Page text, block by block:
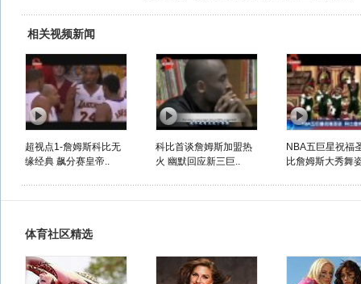
相关视频新闻
超视点1-詹姆斯科比无
缘经典 飙分赛皇帝..
科比首谈詹姆斯加盟热
火 幽默回应新三巨..
NBA五巨星祝福
比詹姆斯大秀舞
体育社区精选